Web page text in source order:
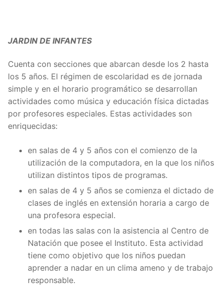
JARDIN DE INFANTES
Cuenta con secciones que abarcan desde los 2 hasta
los 5 años. El régimen de escolaridad es de jornada
simple y en el horario programático se desarrollan
actividades como música y educación física dictadas
por profesores especiales. Estas actividades son
enriquecidas:
en salas de 4 y 5 años con el comienzo de la
utilización de la computadora, en la que los niños
utilizan distintos tipos de programas.
en salas de 4 y 5 años se comienza el dictado de
clases de inglés en extensión horaria a cargo de
una profesora especial.
en todas las salas con la asistencia al Centro de
Natación que posee el Instituto. Esta actividad
tiene como objetivo que los niños puedan
aprender a nadar en un clima ameno y de trabajo
responsable.